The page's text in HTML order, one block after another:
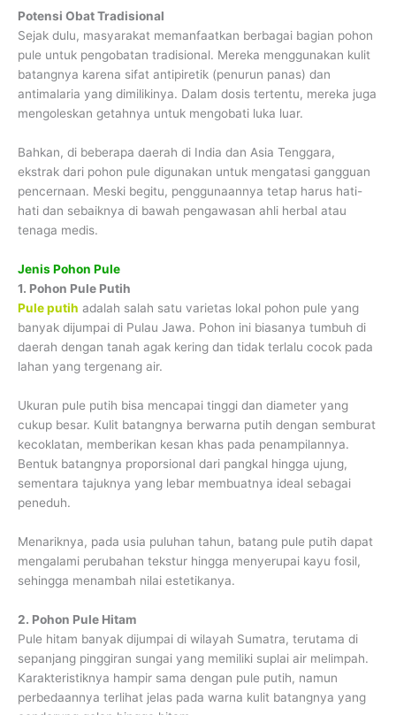
Potensi Obat Tradisional
Sejak dulu, masyarakat memanfaatkan berbagai bagian pohon
pule untuk pengobatan tradisional. Mereka menggunakan kulit
batangnya karena sifat antipiretik (penurun panas) dan
antimalaria yang dimilikinya. Dalam dosis tertentu, mereka juga
mengoleskan getahnya untuk mengobati luka luar.
Bahkan, di beberapa daerah di India dan Asia Tenggara,
ekstrak dari pohon pule digunakan untuk mengatasi gangguan
pencernaan. Meski begitu, penggunaannya tetap harus hati-
hati dan sebaiknya di bawah pengawasan ahli herbal atau
tenaga medis.
Jenis Pohon Pule
1. Pohon Pule Putih
Pule putih adalah salah satu varietas lokal pohon pule yang
banyak dijumpai di Pulau Jawa. Pohon ini biasanya tumbuh di
daerah dengan tanah agak kering dan tidak terlalu cocok pada
lahan yang tergenang air.
Ukuran pule putih bisa mencapai tinggi dan diameter yang
cukup besar. Kulit batangnya berwarna putih dengan semburat
kecoklatan, memberikan kesan khas pada penampilannya.
Bentuk batangnya proporsional dari pangkal hingga ujung,
sementara tajuknya yang lebar membuatnya ideal sebagai
peneduh.
Menariknya, pada usia puluhan tahun, batang pule putih dapat
mengalami perubahan tekstur hingga menyerupai kayu fosil,
sehingga menambah nilai estetikanya.
2. Pohon Pule Hitam
Pule hitam banyak dijumpai di wilayah Sumatra, terutama di
sepanjang pinggiran sungai yang memiliki suplai air melimpah.
Karakteristiknya hampir sama dengan pule putih, namun
perbedaannya terlihat jelas pada warna kulit batangnya yang